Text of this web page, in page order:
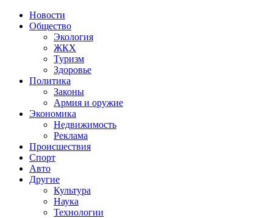
Новости
Общество
Экология
ЖКХ
Туризм
Здоровье
Политика
Законы
Армия и оружие
Экономика
Недвижимость
Реклама
Происшествия
Спорт
Авто
Другие
Культура
Наука
Технологии